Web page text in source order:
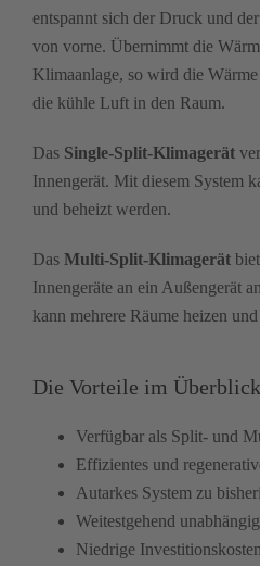
entspannt sich der Druck und
von vorne. Übernimmt die
Klimaanlage, so wird die
die kühle Luft in den Raum.
Das Single-Split-Klimagerät
Innengerät. Mit diesem System
und beheizt werden.
Das Multi-Split-Klimagerät
Innengeräte an ein Außengerät
kann mehrere Räume heizen
Die Vorteile im
Verfügbar als Split- und
Effizientes und
Autarkes System zu
Weitestgehend
Niedrige